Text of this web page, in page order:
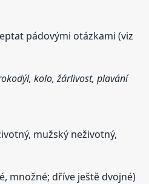
pádovými otázkami (viz
kolo, žárlivost, plavání
mužský neživotný,
množné; dříve ještě dvojné)